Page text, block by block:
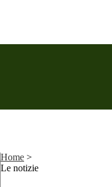
Home >
Le notizie